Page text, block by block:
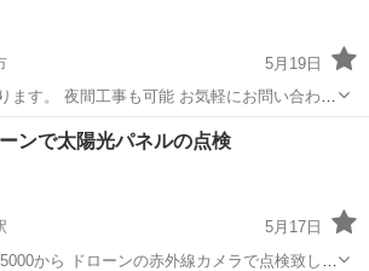
5月19日
工事も可能 お気軽にお問い合わせ
の営業はお断りいたします。
防犯カメラ
ーンで太陽光パネルの点検
5月17日
から ドローンの赤外線カメラで点検致しま